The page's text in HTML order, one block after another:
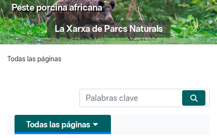
Peste porcina africana
La Xarxa de Parcs Naturals
Todas las páginas
Todas las páginas